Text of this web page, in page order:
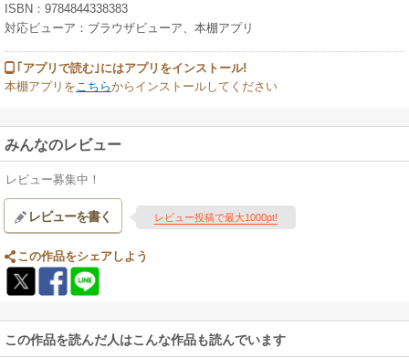
ISBN：9784844338383
対応ビューア：ブラウザビューア、本棚アプリ
｢アプリで読む｣にはアプリをインストール!
本棚アプリをこちらからインストールしてください
みんなのレビュー
レビュー募集中！
レビューを書く レビュー投稿で最大1000pt!
この作品をシェアしよう
この作品を読んだ人はこんな作品も読んでいます